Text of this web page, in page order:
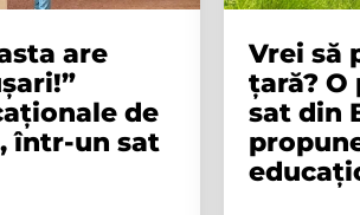
are
de
într-un sat
Vrei să
țară?
sat din